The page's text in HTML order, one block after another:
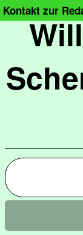
Kontakt zur